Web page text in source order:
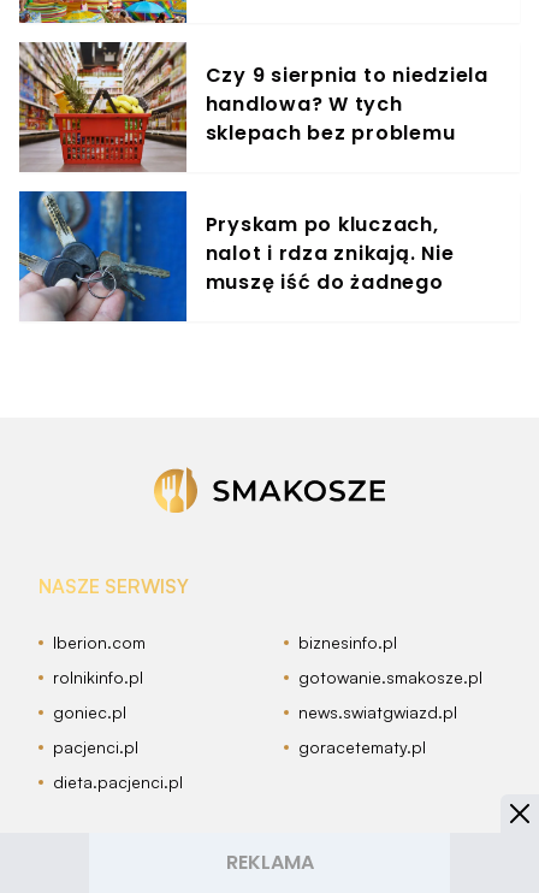
Czy 9 sierpnia to niedziela
handlowa? W tych
sklepach bez problemu
Pryskam po kluczach,
nalot i rdza znikają. Nie
muszę iść do żadnego
NASZE SERWISY
Iberion.com
biznesinfo.pl
rolnikinfo.pl
gotowanie.smakosze.pl
goniec.pl
news.swiatgwiazd.pl
pacjenci.pl
goracetematy.pl
dieta.pacjenci.pl